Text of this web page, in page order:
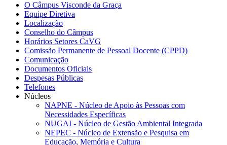
O Câmpus Visconde da Graça
Equipe Diretiva
Localização
Conselho do Câmpus
Horários Setores CaVG
Comissão Permanente de Pessoal Docente (CPPD)
Comunicação
Documentos Oficiais
Despesas Públicas
Telefones
Núcleos
NAPNE - Núcleo de Apoio às Pessoas com
Necessidades Específicas
NUGAI - Núcleo de Gestão Ambiental Integrada
NEPEC - Núcleo de Extensão e Pesquisa em
Educação, Memória e Cultura